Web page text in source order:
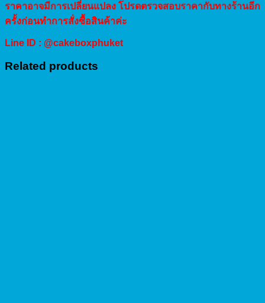
ราคาอาจมีการเปลี่ยนแปลง โปรดตรวจสอบราคากับทางร้านอีก
ครั้งก่อนทำการสั่งซื้อสินค้าค่ะ
Line ID : @cakeboxphuket
Related products